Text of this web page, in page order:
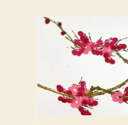
AGGIUNGI AL
DETTAGLI